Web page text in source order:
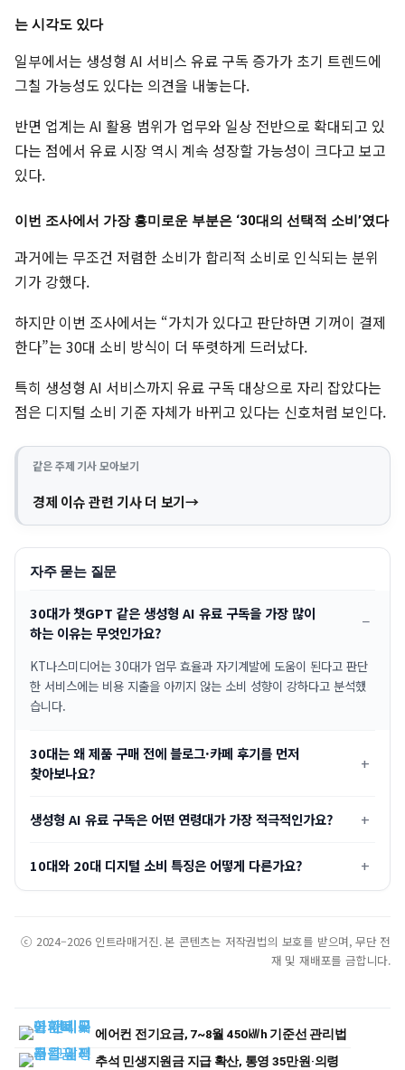
는 시각도 있다
일부에서는 생성형 AI 서비스 유료 구독 증가가 초기 트렌드에
그칠 가능성도 있다는 의견을 내놓는다.
반면 업계는 AI 활용 범위가 업무와 일상 전반으로 확대되고 있
다는 점에서 유료 시장 역시 계속 성장할 가능성이 크다고 보고
있다.
이번 조사에서 가장 흥미로운 부분은 ‘30대의 선택적 소비’였다
과거에는 무조건 저렴한 소비가 합리적 소비로 인식되는 분위
기가 강했다.
하지만 이번 조사에서는 “가치가 있다고 판단하면 기꺼이 결제
한다”는 30대 소비 방식이 더 뚜렷하게 드러났다.
특히 생성형 AI 서비스까지 유료 구독 대상으로 자리 잡았다는
점은 디지털 소비 기준 자체가 바뀌고 있다는 신호처럼 보인다.
같은 주제 기사 모아보기
경제 이슈 관련 기사 더 보기
자주 묻는 질문
30대가 챗GPT 같은 생성형 AI 유료 구독을 가장 많이
하는 이유는 무엇인가요?
KT나스미디어는 30대가 업무 효율과 자기계발에 도움이 된다고 판단
한 서비스에는 비용 지출을 아끼지 않는 소비 성향이 강하다고 분석했
습니다.
30대는 왜 제품 구매 전에 블로그·카페 후기를 먼저
찾아보나요?
생성형 AI 유료 구독은 어떤 연령대가 가장 적극적인가요?
10대와 20대 디지털 소비 특징은 어떻게 다른가요?
ⓒ 2024–2026 인트라매거진. 본 콘텐츠는 저작권법의 보호를 받으며, 무단 전
재 및 재배포를 금합니다.
에어컨 전기요금, 7~8월 450㎾h 기준선 관리법
추석 민생지원금 지급 확산, 통영 35만원·의령